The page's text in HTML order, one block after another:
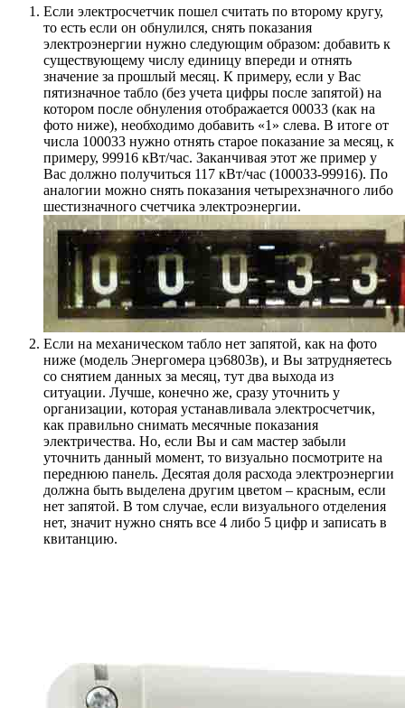
Если электросчетчик пошел считать по второму кругу,
то есть если он обнулился, снять показания
электроэнергии нужно следующим образом: добавить к
существующему числу единицу впереди и отнять
значение за прошлый месяц. К примеру, если у Вас
пятизначное табло (без учета цифры после запятой) на
котором после обнуления отображается 00033 (как на
фото ниже), необходимо добавить «1» слева. В итоге от
числа 100033 нужно отнять старое показание за месяц, к
примеру, 99916 кВт/час. Заканчивая этот же пример у
Вас должно получиться 117 кВт/час (100033-99916). По
аналогии можно снять показания четырехзначного либо
шестизначного счетчика электроэнергии.
Если на механическом табло нет запятой, как на фото
ниже (модель Энергомера цэ6803в), и Вы затрудняетесь
со снятием данных за месяц, тут два выхода из
ситуации. Лучше, конечно же, сразу уточнить у
организации, которая устанавливала электросчетчик,
как правильно снимать месячные показания
электричества. Но, если Вы и сам мастер забыли
уточнить данный момент, то визуально посмотрите на
переднюю панель. Десятая доля расхода электроэнергии
должна быть выделена другим цветом – красным, если
нет запятой. В том случае, если визуального отделения
нет, значит нужно снять все 4 либо 5 цифр и записать в
квитанцию.